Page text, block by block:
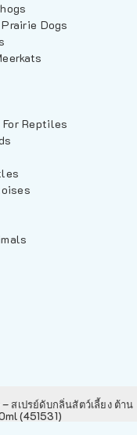
Dogs
Reptiles
– สเปรย์ดับกลิ่นสัตว์เลี้ยง ต้าน
(451531)